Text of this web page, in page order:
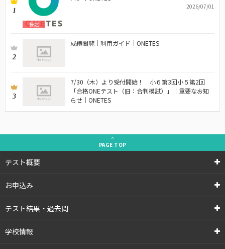
1
模試
2026/07/01
2
成績閲覧｜利用ガイド｜ONETES
3
7/30（木）より受付開始！ 小６第3回小５第2回
「合格ONEテスト（旧：合判模試）」｜重要なお知
らせ｜ONETES
PAGE TOP
テスト概要
お申込み
テスト結果・過去問
学校情報